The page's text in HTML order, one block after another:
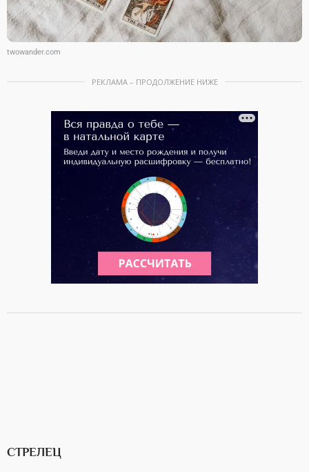
twowander.com
РЕКЛАМА – ПРОДОЛЖЕНИЕ НИЖЕ
СТРЕЛЕЦ